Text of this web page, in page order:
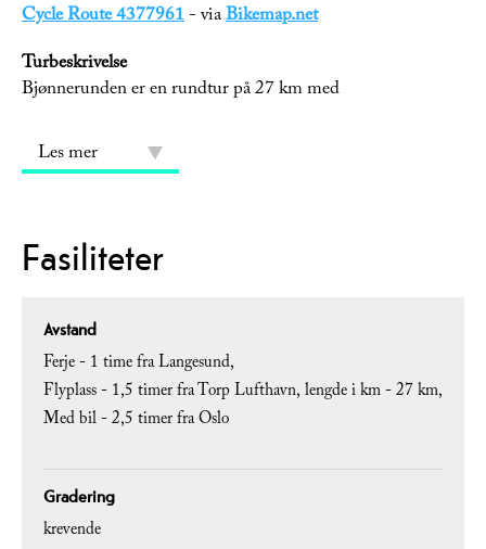
Cycle Route 4377961- viaBikemap.net
Turbeskrivelse
Bjønnerunden er en rundtur på 27 km med
Les mer
Fasiliteter
Avstand
Ferje -1 time fra Langesund
Flyplass -1,5 timer fra Torp Lufthavn lengde i km -27 km
Med bil -2,5 timer fra Oslo
Gradering
krevende